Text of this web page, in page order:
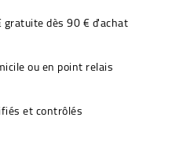
dès 90 € d'achat
ou en point relais
et contrôlés